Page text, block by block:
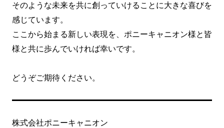
そのような未来を共に創っていけることに大きな喜びを
感じています。
ここから始まる新しい表現を、ポニーキャニオン様と皆
様と共に歩んでいければ幸いです。
どうぞご期待ください。
株式会社ポニーキャニオン